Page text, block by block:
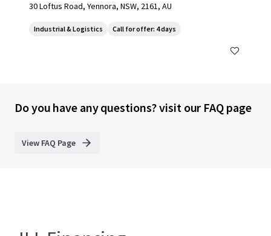
30 Loftus Road, Yennora, NSW, 2161, AU
Industrial & Logistics Call for offer: 4 days
Do you have any questions? visit our FAQ page
View FAQ Page